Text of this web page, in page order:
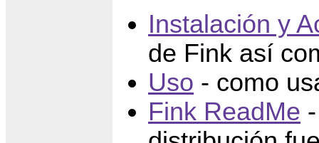
Instalación y
de Fink así
Uso - como
Fink ReadMe